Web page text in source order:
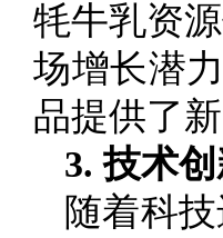
牦牛乳资
场增长潜
品提供了
3. 技术
随着科